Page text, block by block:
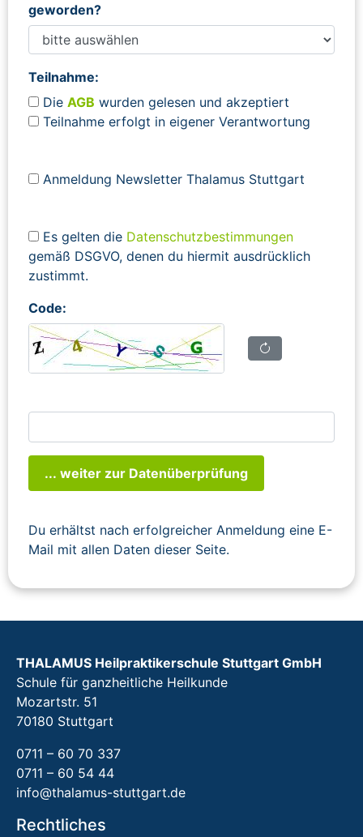
geworden?
Teilnahme:
Die AGB wurden gelesen und akzeptiert
Teilnahme erfolgt in eigener Verantwortung
Anmeldung Newsletter Thalamus Stuttgart
Es gelten die Datenschutzbestimmungen
gemäß DSGVO, denen du hiermit ausdrücklich
zustimmt.
Code:
... weiter zur Datenüberprüfung
Du erhältst nach erfolgreicher Anmeldung eine E-
Mail mit allen Daten dieser Seite.
THALAMUS Heilpraktikerschule Stuttgart GmbH
Schule für ganzheitliche Heilkunde
Mozartstr. 51
70180 Stuttgart
0711 – 60 70 337
0711 – 60 54 44
info@thalamus-stuttgart.de
Rechtliches